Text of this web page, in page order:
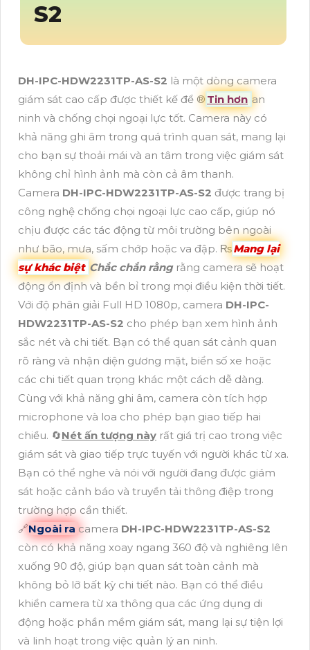
S2
DH-IPC-HDW2231TP-AS-S2 là một dòng camera
giám sát cao cấp được thiết kế để ®️ Tin hơn an
ninh và chống chọi ngoại lực tốt. Camera này có
khả năng ghi âm trong quá trình quan sát, mang lại
cho bạn sự thoải mái và an tâm trong việc giám sát
không chỉ hình ảnh mà còn cả âm thanh.
Camera DH-IPC-HDW2231TP-AS-S2 được trang bị
công nghệ chống chọi ngoại lực cao cấp, giúp nó
chịu được các tác động từ môi trường bên ngoài
như bão, mưa, sấm chớp hoặc va đập. ₨Mang lại
sự khác biệt Chắc chắn rằngrằng camera sẽ hoạt
động ổn định và bền bỉ trong mọi điều kiện thời tiết.
Với độ phân giải Full HD 1080p, camera DH-IPC-
HDW2231TP-AS-S2 cho phép bạn xem hình ảnh
sắc nét và chi tiết. Bạn có thể quan sát cảnh quan
rõ ràng và nhận diện gương mặt, biển số xe hoặc
các chi tiết quan trọng khác một cách dễ dàng.
Cùng với khả năng ghi âm, camera còn tích hợp
microphone và loa cho phép bạn giao tiếp hai
chiều. 🔄Nét ấn tượng này rất giá trị cao trong việc
giám sát và giao tiếp trực tuyến với người khác từ xa.
Bạn có thể nghe và nói với người đang được giám
sát hoặc cảnh báo và truyền tải thông điệp trong
trường hợp cần thiết.
🔗Ngoài ra camera DH-IPC-HDW2231TP-AS-S2
còn có khả năng xoay ngang 360 độ và nghiêng lên
xuống 90 độ, giúp bạn quan sát toàn cảnh mà
không bỏ lỡ bất kỳ chi tiết nào. Bạn có thể điều
khiển camera từ xa thông qua các ứng dụng di
động hoặc phần mềm giám sát, mang lại sự tiện lợi
và linh hoạt trong việc quản lý an ninh.